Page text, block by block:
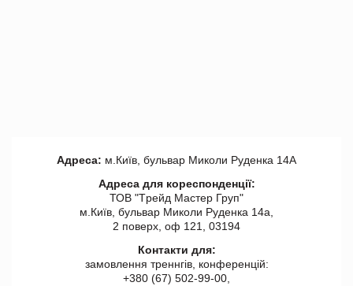
Адреса: м.Київ, бульвар Миколи Руденка 14А
Адреса для кореспонденції:
ТОВ "Tрейд Мастер Груп"
м.Київ, бульвар Миколи Руденка 14а,
2 поверх, оф 121, 03194
Контакти для:
замовлення треннгів, конференцій:
+380 (67) 502-99-00,